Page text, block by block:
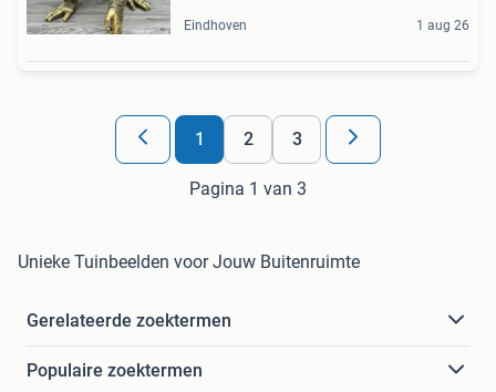
Eindhoven 1 aug 26
1 2 3
Pagina 1 van 3
Unieke Tuinbeelden voor Jouw Buitenruimte
Gerelateerde zoektermen
Populaire zoektermen